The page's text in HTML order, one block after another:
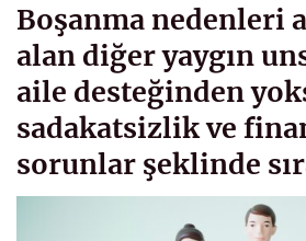
Boşanma nedenleri
alan diğer yaygın
aile desteğinden
sadakatsizlik ve
sorunlar şeklinde